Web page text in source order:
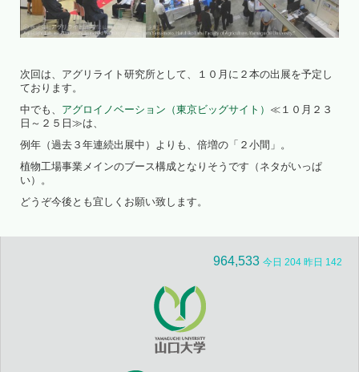
次回は、アグリライト研究所として、１０月に２本の出展を予定し
ております。
中でも、 アグロイノベーション（東京ビッグサイト） ≪１０月２３
日～２５日≫は、
例年（過去３年連続出展中）よりも、倍増の「２小間」。
植物工場事業メインのブース構成となりそうです（ネタがいっぱ
い）。
どうぞ今後とも宜しくお願い致します。
964,533 今日 204 昨日 142